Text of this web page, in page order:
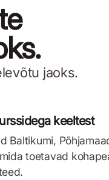
jaoks.
keeltest
Baltikumi,
toetavad